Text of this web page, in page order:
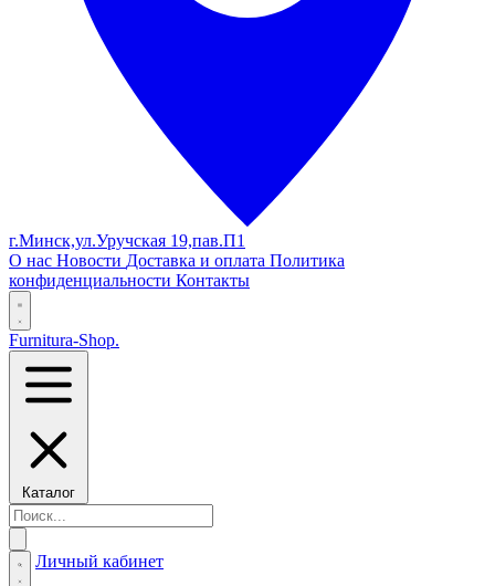
г.Минск,ул.Уручская 19,пав.П1
О нас Новости Доставка и оплата Политика
конфиденциальности Контакты
Furnitura-Shop.
Каталог
Личный кабинет